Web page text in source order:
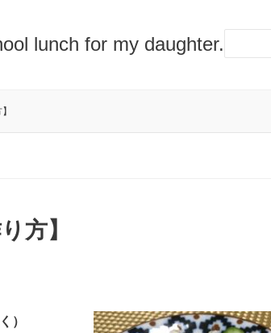
lunch for my daughter.
方】
）